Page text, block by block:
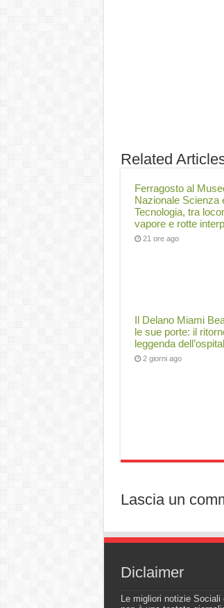
Related
Ferragosto al
Nazionale Scienza
Tecnologia, tra
vapore e rotte
21 ore ago
Il Delano Miami
le sue porte: il
leggenda
2 giorni ago
Lascia un
Diclaimer
Le migliori notizie